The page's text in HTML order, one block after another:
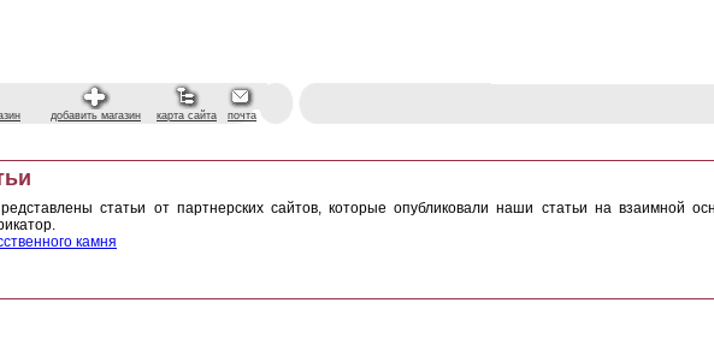
добавить магазин карта сайта почта
статьи от партнерских сайтов, которые опубликовали наши статьи на взаимной
камня